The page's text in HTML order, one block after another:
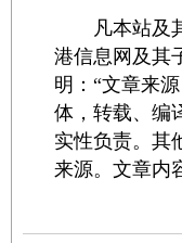
凡本站及其
港信息网及其
明：“文章来
体，转载、编
实性负责。其
来源。文章内